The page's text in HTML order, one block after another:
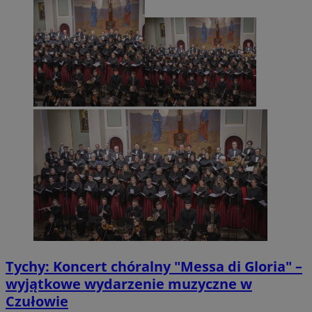
Tychy: Koncert chóralny "Messa di Gloria" –
wyjątkowe wydarzenie muzyczne w
Czułowie
VISITOR_PRIVACY_METADATA
YouTube
.youtube.com